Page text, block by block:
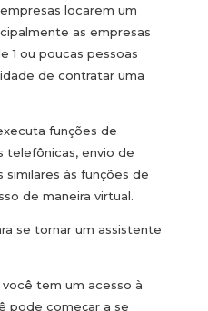
locarem um
as empresas
1 ou poucas pessoas
de contratar uma
funções de
telefônicas, envio de
às funções de
de maneira virtual.
se tornar um assistente
tem um acesso à
pode começar a se